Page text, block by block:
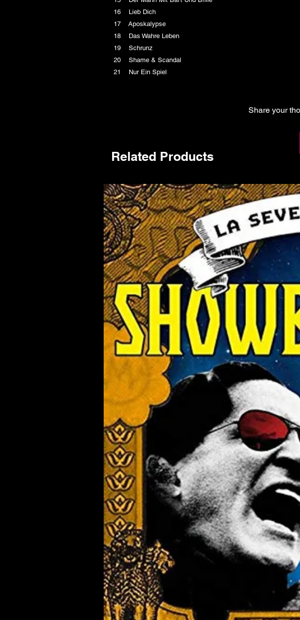
16 Lieb Dich
17 Aposkalypse
18 Das Wahre Leben
19 Schrunz
20 Shame & Scandal
21 Nur Ein Spiel
Share your
Related Products